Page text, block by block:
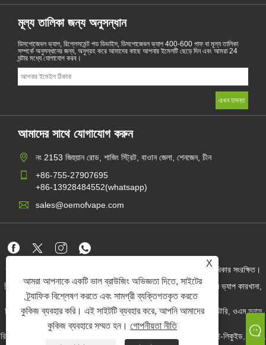
X
আমরা আপনাকে একটি ভাল ব্রাউজিং অভিজ্ঞতা দিতে, সাইটের
ট্র্যাফিক বিশ্লেষণ করতে এবং সামগ্রী ব্যক্তিগতকৃত করতে
কুকিজ ব্যবহার করি। এই সাইটটি ব্যবহার করে, আপনি আমাদের
কুকিজ ব্যবহারে সম্মত হন।গোপনীয়তা নীতি
মূল্য তালিকা জন্য অনুসন্ধান
ডিসপোজেবল ভ্যাপ, রিপ্লেসমেন্ট পড ডিভাইস, ডিসপোজেবল ভ্যাপ 400-600 পাফ বা মূল্য তালিকা
সম্পর্কে অনুসন্ধানের জন্য, অনুগ্রহ করে আমাদের কাছে আপনার ইমেলটি ছেড়ে দিন এবং আমরা 24
ঘন্টার মধ্যে যোগাযোগ করব।
আমাদের সাথে যোগাযোগ করুন
নং 2153 জিহুয়ান রোড, শাজিং স্ট্রিট, বাওান জেলা, শেনজেন, চীন
+86-755-27907695
+86-13928484552(whatsapp)
sales@oemofvape.com
কপিরাইট © 2022 অ্যাপলাস প্রিসিশন টেকনোলজি কোং, লিমিটেড। সমস্ত অধিকার সংরক্ষিত।
চীন কার্টরিজ প্রস্তুতকারক, প্রতিস্থাপন পড ডিভাইস, ডিসপোজেবল ভ্যাপ, ওএম ভ্যাপ কারখানা,
বৈদ্যুতিন সিগারেট
নিকোটিন পাউচ পাইকার, নিকোটিন পাউচ সরবরাহকারী, ওএম নিকোটিন পাউচ ফ্যাক্টরি, ওএম স্নাস
ফ্যাক্টরি, নিকোটিন পাউচ, প্রিফিল্ড পোড ডিভাইস,
রিফিলড পিওড ডিভাইস, পিওডি সিস্টেম, ক্লোজড পড ডিভাইস, ওপেন পড কিট, ই-লিকুইড, ই-জুস,